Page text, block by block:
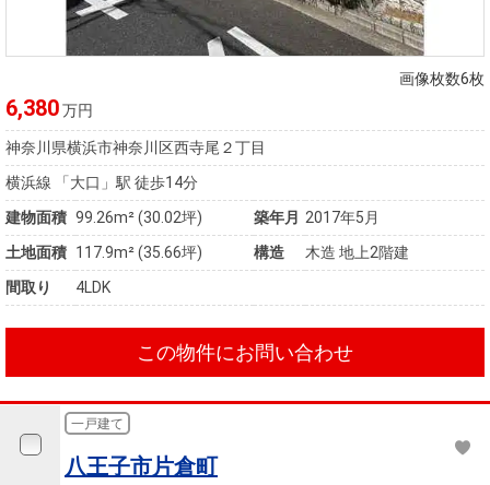
画像枚数6枚
6,380万円
神奈川県横浜市神奈川区西寺尾２丁目
横浜線 「大口」駅 徒歩14分
建物面積 99.26m² (30.02坪) 築年月 2017年5月
土地面積 117.9m² (35.66坪) 構造
木造 地上2階建
間取り
4LDK
この物件にお問い合わせ
一戸建て
八王子市片倉町